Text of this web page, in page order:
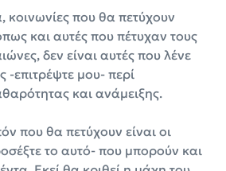
κοινωνίες που θα πετύχουν
και αυτές που πέτυχαν τους
δεν είναι αυτές που λένε
-επιτρέψτε μου- περί
και ανάμειξης.
που θα πετύχουν είναι οι
το αυτό- που μπορούν και